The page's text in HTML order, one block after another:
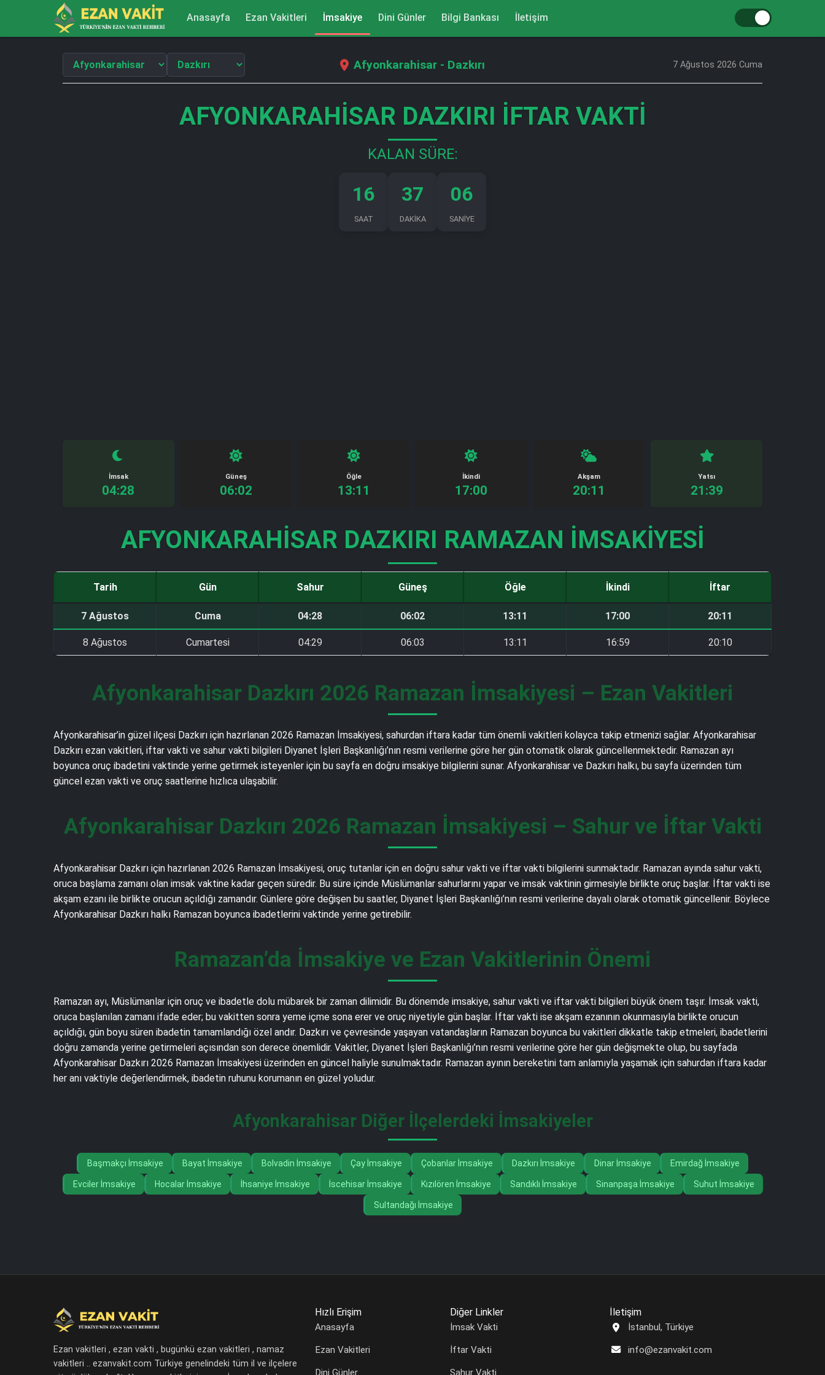
Anasayfa Ezan Vakitleri İmsakiye Dini Günler Bilgi Bankası İletişim
Afyonkarahisar - Dazkırı 7 Ağustos 2026 Cuma
AFYONKARAHISAR DAZKIRI İFTAR VAKTI
KALAN SÜRE:
16
SAAT
37
DAKİKA
06
SANİYE
İmsak
04:28
Güneş
06:02
Öğle
13:11
İkindi
17:00
Akşam
20:11
Yatsı
21:39
AFYONKARAHISAR DAZKIRI RAMAZAN İMSAKIYESI
Tarih Gün Sahur Güneş Öğle İkindi İftar
7 Ağustos Cuma 04:28 06:02 13:11 17:00 20:11
8 Ağustos Cumartesi 04:29 06:03 13:11 16:59 20:10
Afyonkarahisar Dazkırı 2026 Ramazan İmsakiyesi – Ezan Vakitleri
Afyonkarahisar’in güzel ilçesi Dazkırı için hazırlanan 2026 Ramazan İmsakiyesi, sahurdan iftara kadar tüm önemli vakitleri kolayca takip etmenizi sağlar. Afyonkarahisar
Dazkırı ezan vakitleri, iftar vakti ve sahur vakti bilgileri Diyanet İşleri Başkanlığı’nın resmi verilerine göre her gün otomatik olarak güncellenmektedir. Ramazan ayı
boyunca oruç ibadetini vaktinde yerine getirmek isteyenler için bu sayfa en doğru imsakiye bilgilerini sunar. Afyonkarahisar ve Dazkırı halkı, bu sayfa üzerinden tüm
güncel ezan vakti ve oruç saatlerine hızlıca ulaşabilir.
Afyonkarahisar Dazkırı 2026 Ramazan İmsakiyesi – Sahur ve İftar Vakti
Afyonkarahisar Dazkırı için hazırlanan 2026 Ramazan İmsakiyesi, oruç tutanlar için en doğru sahur vakti ve iftar vakti bilgilerini sunmaktadır. Ramazan ayında sahur vakti,
oruca başlama zamanı olan imsak vaktine kadar geçen süredir. Bu süre içinde Müslümanlar sahurlarını yapar ve imsak vaktinin girmesiyle birlikte oruç başlar. İftar vakti ise
akşam ezanı ile birlikte orucun açıldığı zamandır. Günlere göre değişen bu saatler, Diyanet İşleri Başkanlığı’nın resmi verilerine dayalı olarak otomatik güncellenir. Böylece
Afyonkarahisar Dazkırı halkı Ramazan boyunca ibadetlerini vaktinde yerine getirebilir.
Ramazan’da İmsakiye ve Ezan Vakitlerinin Önemi
Ramazan ayı, Müslümanlar için oruç ve ibadetle dolu mübarek bir zaman dilimidir. Bu dönemde imsakiye, sahur vakti ve iftar vakti bilgileri büyük önem taşır. İmsak vakti,
oruca başlanılan zamanı ifade eder; bu vakitten sonra yeme içme sona erer ve oruç niyetiyle gün başlar. İftar vakti ise akşam ezanının okunmasıyla birlikte orucun
açıldığı, gün boyu süren ibadetin tamamlandığı özel andır. Dazkırı ve çevresinde yaşayan vatandaşların Ramazan boyunca bu vakitleri dikkatle takip etmeleri, ibadetlerini
doğru zamanda yerine getirmeleri açısından son derece önemlidir. Vakitler, Diyanet İşleri Başkanlığı’nın resmi verilerine göre her gün değişmekte olup, bu sayfada
Afyonkarahisar Dazkırı 2026 Ramazan İmsakiyesi üzerinden en güncel haliyle sunulmaktadır. Ramazan ayının bereketini tam anlamıyla yaşamak için sahurdan iftara kadar
her anı vaktiyle değerlendirmek, ibadetin ruhunu korumanın en güzel yoludur.
Afyonkarahisar Diğer İlçelerdeki İmsakiyeler
Başmakçı İmsakiye Bayat İmsakiye Bolvadin İmsakiye Çay İmsakiye Çobanlar İmsakiye Dazkırı İmsakiye Dinar İmsakiye Emirdağ İmsakiye
Evciler İmsakiye Hocalar İmsakiye İhsaniye İmsakiye İscehisar İmsakiye Kızılören İmsakiye Sandıklı İmsakiye Sinanpaşa İmsakiye Suhut İmsakiye
Sultandağı İmsakiye
Ezan vakitleri , ezan vakti , bugünkü ezan vakitleri , namaz
vakitleri .. ezanvakit.com Türkiye genelindeki tüm il ve ilçelere
Hızlı Erişim
Anasayfa
Ezan Vakitleri
Dini Günler
Diğer Linkler
İmsak Vakti
İftar Vakti
Sahur Vakti
İletişim
İstanbul, Türkiye
info@ezanvakit.com